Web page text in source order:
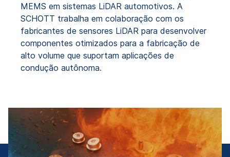
MEMS em sistemas LiDAR automotivos. A
SCHOTT trabalha em colaboração com os
fabricantes de sensores LiDAR para desenvolver
componentes otimizados para a fabricação de
alto volume que suportam aplicações de
condução autônoma.